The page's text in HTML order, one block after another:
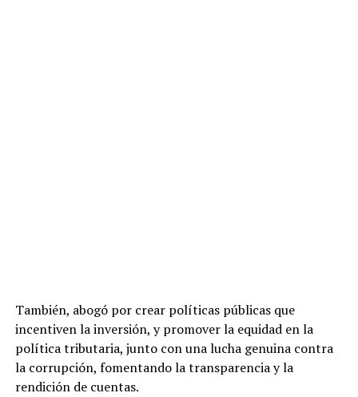
También, abogó por crear políticas públicas que
incentiven la inversión, y promover la equidad en la
política tributaria, junto con una lucha genuina contra
la corrupción, fomentando la transparencia y la
rendición de cuentas.